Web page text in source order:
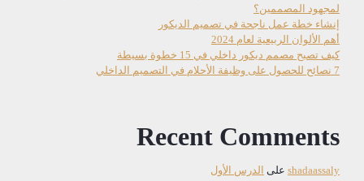
لمجهود المصممين؟
إنشاء خطة عمل ناجحة في تصميم الديكور
أهم الألوان الربيعية لعام 2024
كيف تصبح مصمم ديكور داخلي في 15 خطوة بسيطة
7 نصائح للحصول على وظيفة الأحلام في التصميم الداخلي
Recent Comments
shadaassaly على الدرس الأول